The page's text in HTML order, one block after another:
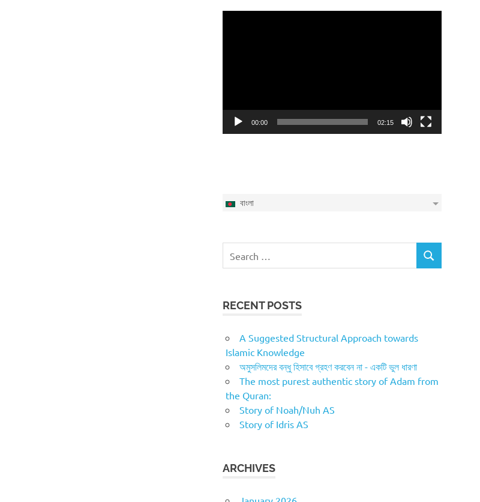
00:00 02:15
বাংলা
for:
SEARCH
RECENT POSTS
A Suggested Structural Approach towards
Islamic Knowledge
অমুসলিমদের বন্ধু হিসাবে গ্রহণ করবেন না - একটি ভুল ধারণা
The most purest authentic story of Adam from
the Quran:
Story of Noah/Nuh AS
Story of Idris AS
ARCHIVES